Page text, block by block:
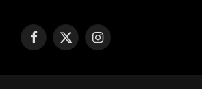
Facebook
X
Instagram